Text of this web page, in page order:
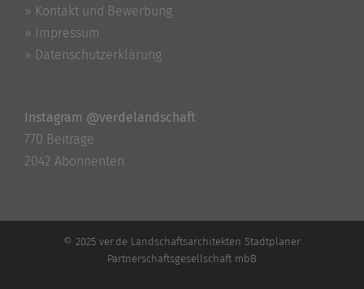
» Kontakt und Bewerbung
» Impressum
» Datenschutzerklärung
Instagram @verdelandschaft
770 Beiträge
2042 Abonnenten
© 2025 ver.de Landschaftsarchitekten Stadtplaner
Partnerschaftsgesellschaft mbB